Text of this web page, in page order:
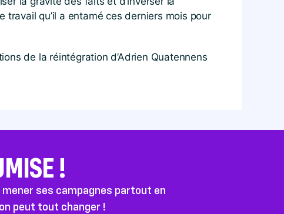
travail qu’il a entamé ces derniers mois pour
de la réintégration d’Adrien Quatennens
!
ses campagnes partout en
peut tout changer !